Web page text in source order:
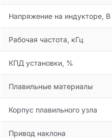
Напряжение на индукторе, В
Рабочая частота, кГц
КПД установки, %
Плавильные материалы
Корпус плавильного узла
Привод наклона